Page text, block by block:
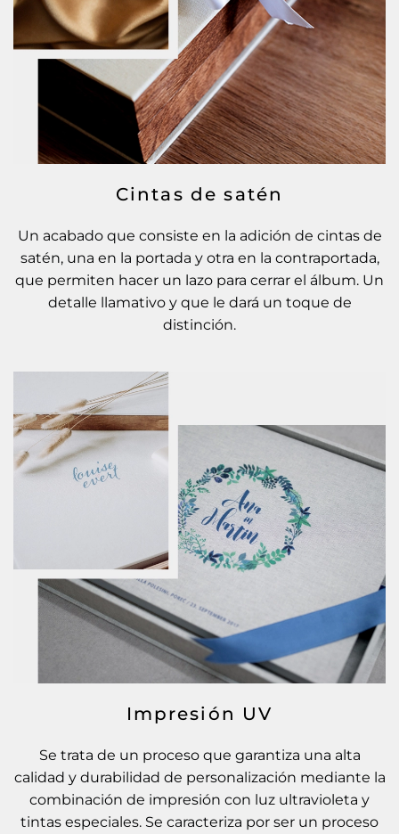
Cintas de satén
Un acabado que consiste en la adición de cintas de
satén, una en la portada y otra en la contraportada,
que permiten hacer un lazo para cerrar el álbum. Un
detalle llamativo y que le dará un toque de
distinción.
Impresión UV
Se trata de un proceso que garantiza una alta
calidad y durabilidad de personalización mediante la
combinación de impresión con luz ultravioleta y
tintas especiales. Se caracteriza por ser un proceso